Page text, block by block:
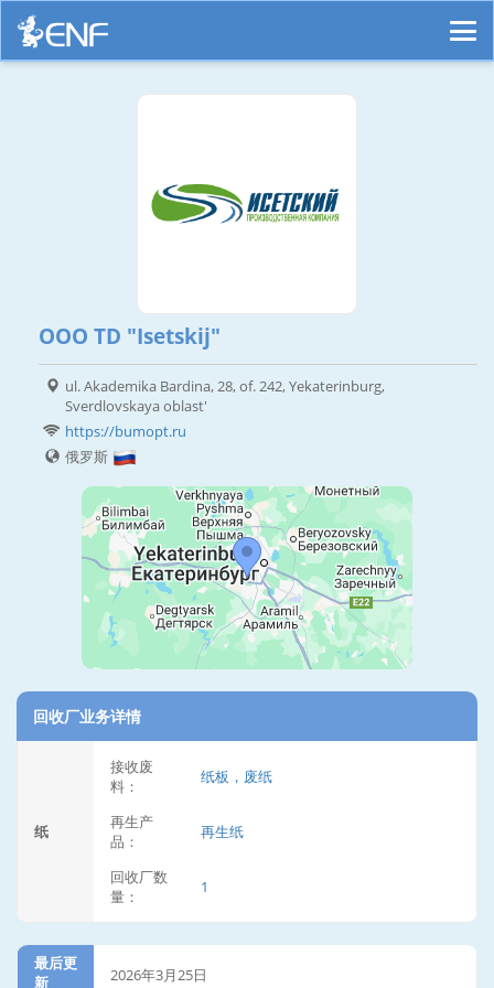
OOO TD "Isetskij"
ul. Akademika Bardina, 28, of. 242, Yekaterinburg,
Sverdlovskaya oblast'
https://bumopt.ru
俄罗斯
回收厂业务详情
纸
接收废
料：
纸板，废纸
再生产
品：
再生纸
回收厂数
量：
1
最后更
新
2026年3月25日